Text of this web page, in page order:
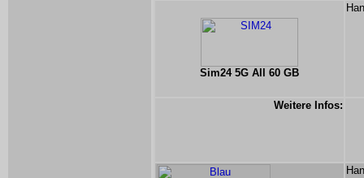
Sim24 5G All 60 GB
Weitere Infos: